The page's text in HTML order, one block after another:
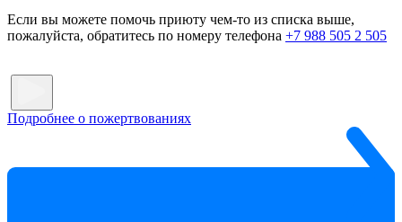
Если вы можете помочь приюту чем-то из списка выше,
пожалуйста, обратитесь по номеру телефона +7 988 505 2 505
Подробнее о пожертвованиях